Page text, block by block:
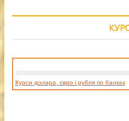
Курси долара, євро і рубля по банках